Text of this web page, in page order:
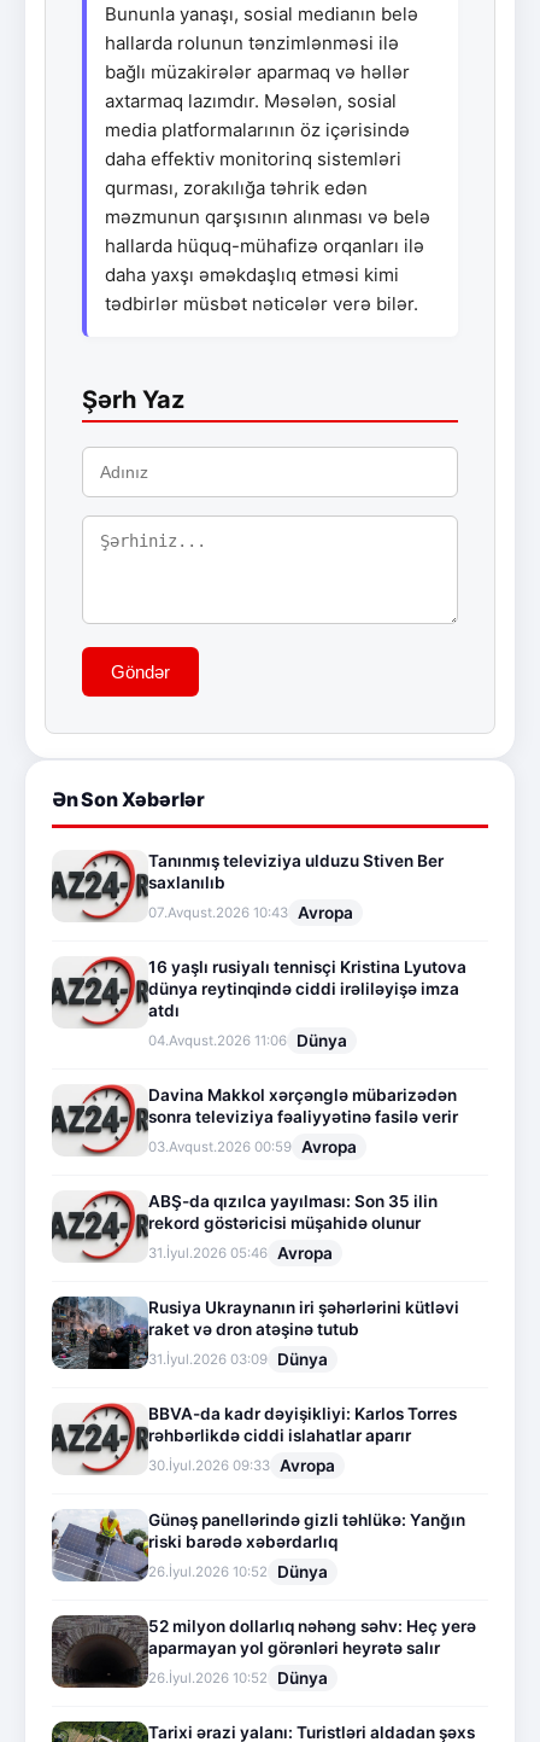
Bununla yanaşı, sosial medianın belə
hallarda rolunun tənzimlənməsi ilə
bağlı müzakirələr aparmaq və həllər
axtarmaq lazımdır. Məsələn, sosial
media platformalarının öz içərisində
daha effektiv monitorinq sistemləri
qurması, zorakılığa təhrik edən
məzmunun qarşısının alınması və belə
hallarda hüquq-mühafizə orqanları ilə
daha yaxşı əməkdaşlıq etməsi kimi
tədbirlər müsbət nəticələr verə bilər.
Şərh Yaz
Göndər
Ən Son Xəbərlər
Tanınmış televiziya ulduzu Stiven Ber
saxlanılıb
07.Avqust.2026 10:43 Avropa
16 yaşlı rusiyalı tennisçi Kristina Lyutova
dünya reytinqində ciddi irəliləyişə imza
atdı
04.Avqust.2026 11:06 Dünya
Davina Makkol xərçənglə mübarizədən
sonra televiziya fəaliyyətinə fasilə verir
03.Avqust.2026 00:59 Avropa
ABŞ-da qızılca yayılması: Son 35 ilin
rekord göstəricisi müşahidə olunur
31.İyul.2026 05:46 Avropa
Rusiya Ukraynanın iri şəhərlərini kütləvi
raket və dron atəşinə tutub
31.İyul.2026 03:09 Dünya
BBVA-da kadr dəyişikliyi: Karlos Torres
rəhbərlikdə ciddi islahatlar aparır
30.İyul.2026 09:33 Avropa
Günəş panellərində gizli təhlükə: Yanğın
riski barədə xəbərdarlıq
26.İyul.2026 10:52 Dünya
52 milyon dollarlıq nəhəng səhv: Heç yerə
aparmayan yol görənləri heyrətə salır
26.İyul.2026 10:52 Dünya
Tarixi ərazi yalanı: Turistləri aldadan şəxs